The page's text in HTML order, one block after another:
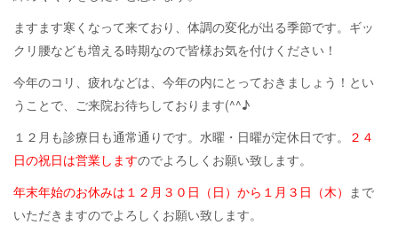
ますます寒くなって来ており、体調の変化が出る季節です。ギッ
クリ腰なども増える時期なので皆様お気を付けください！
今年のコリ、疲れなどは、今年の内にとっておきましょう！とい
うことで、ご来院お待ちしております(^^♪
１２月も診療日も通常通りです。水曜・日曜が定休日です。
２４
日の祝日は営業しますのでよろしくお願い致します。
年末年始のお休みは１２月３０日（日）から１月３日（木） まで
いただきますのでよろしくお願い致します。